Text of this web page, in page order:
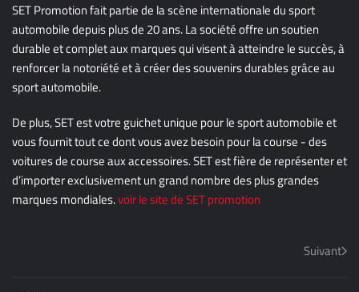
SET Promotion fait partie de la scène internationale du sport
automobile depuis plus de 20 ans. La société offre un soutien
durable et complet aux marques qui visent à atteindre le succès, à
renforcer la notoriété et à créer des souvenirs durables grâce au
sport automobile.
De plus, SET est votre guichet unique pour le sport automobile et
vous fournit tout ce dont vous avez besoin pour la course - des
voitures de course aux accessoires. SET est fière de représenter et
d’importer exclusivement un grand nombre des plus grandes
marques mondiales.voir le site de SET promotion
Suivant